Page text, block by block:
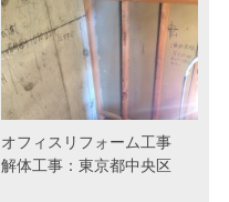
オフィスリフォーム工事
解体工事：東京都中央区